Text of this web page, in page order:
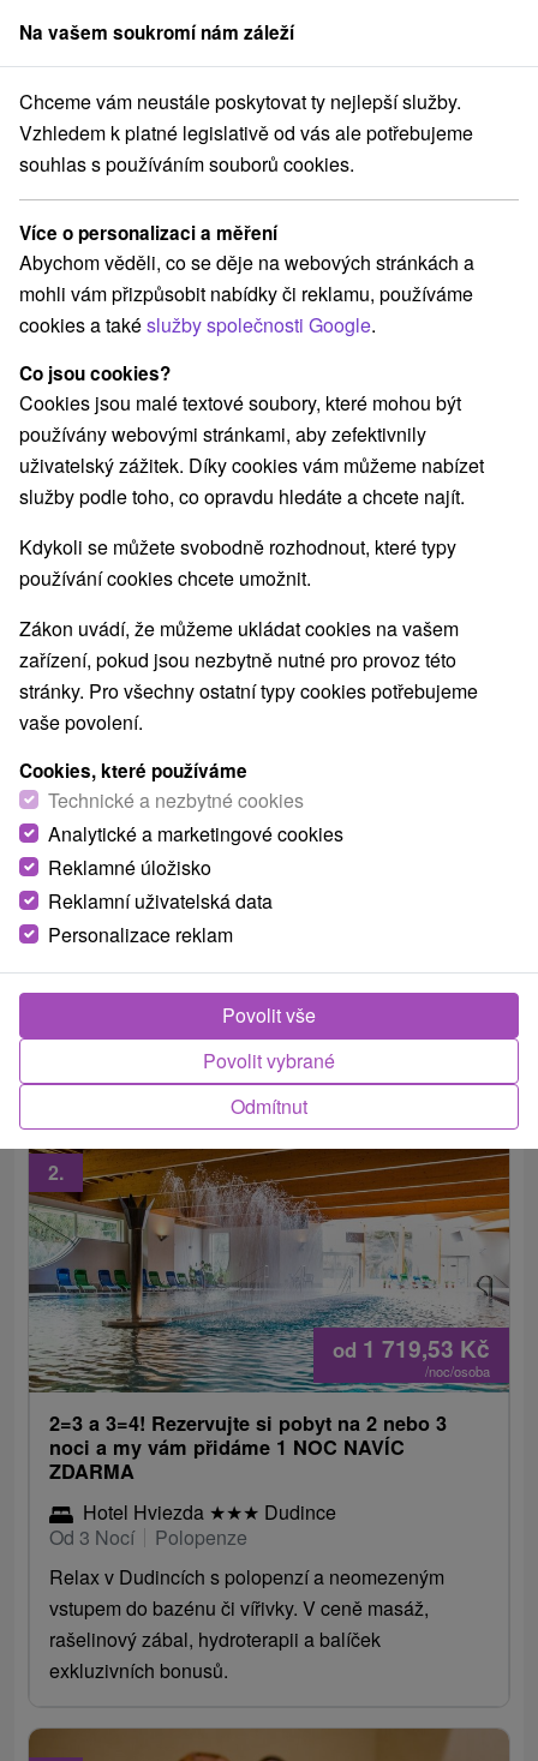
člen skupinySorger
Pobyty na Slovensku Víkendové pobyty Podpoľanie
Víkendové pobyty Podpoľanie
Kategorie
Všechny kategorie
Pobyty v akci(8)
Wellness pobyty(17) Víkendové pobyty(12)
Romantické pobyty
Rodinné pobyty(10)
Vyberte lokalitu nebo termín
Nejprodávanější
1.
Víkendový wellness pobyt s procedurami:
Volný vstup do bazénu a polopenze
Hotel Hviezda★★
Pobyt sestávající z neomezeného vstupu do
bazénu a saunového světa, fitness centra a mnoho
od 1 719,53 Kč
/noc/osoba
2.
2=3 a 3=4! Rezervujte si pobyt na 2 nebo 3
noci a my vám přidáme 1 NOC NAVÍC
ZDARMA
Hotel Hviezda ★★★ Dudince
Od 3 Nocí
Polopenze
Relax v Dudincích s polopenzí a neomezeným
vstupem do bazénu či vířivky. V ceně masáž,
rašelinový zábal, hydroterapii a balíček
exkluzivních bonusů.
Na vašem soukromí nám záleží
Chceme vám neustále poskytovat ty nejlepší služby.
Vzhledem k platné legislativě od vás ale potřebujeme
souhlas s používáním souborů cookies.
Více o personalizaci a měření
Abychom věděli, co se děje na webových stránkách a
mohli vám přizpůsobit nabídky či reklamu, používáme
cookies a takéslužby společnosti Google.
Co jsou cookies?
Cookies jsou malé textové soubory, které mohou být
používány webovými stránkami, aby zefektivnily
uživatelský zážitek. Díky cookies vám můžeme nabízet
služby podle toho, co opravdu hledáte a chcete najít.
Kdykoli se můžete svobodně rozhodnout, které typy
používání cookies chcete umožnit.
Zákon uvádí, že můžeme ukládat cookies na vašem
zařízení, pokud jsou nezbytně nutné pro provoz této
stránky. Pro všechny ostatní typy cookies potřebujeme
vaše povolení.
Cookies, které používáme
Technické a nezbytné cookies
Analytické a marketingové cookies
Reklamné úložisko
Reklamní uživatelská data
Personalizace reklam
Odmítnut
Povolit vybrané
Povolit vše